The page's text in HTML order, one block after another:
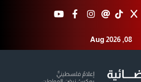
Aug 2026 ,08